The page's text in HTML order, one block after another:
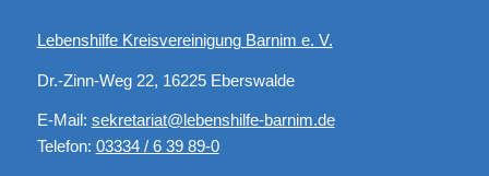
Lebenshilfe Kreisvereinigung Barnim e. V.
Dr.-Zinn-Weg 22, 16225 Eberswalde
E-Mail: sekretariat@lebenshilfe-barnim.de
Telefon: 03334 / 6 39 89-0